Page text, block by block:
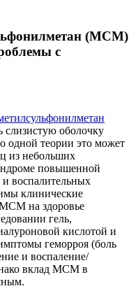
(МСМ)
с
слизистую оболочку
одной теории это может
из небольших
повышенной
воспалительных
клинические
МСМ на здоровье
гель,
кислотой и
геморроя (боль
и воспаление/
вклад МСМ в